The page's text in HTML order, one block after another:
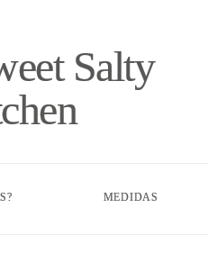
MEDIDAS